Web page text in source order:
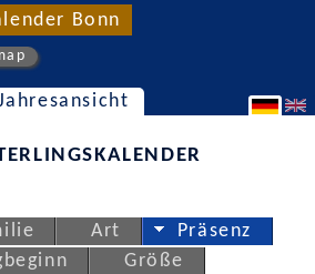
Bonn
Art
Präsenz
Größe